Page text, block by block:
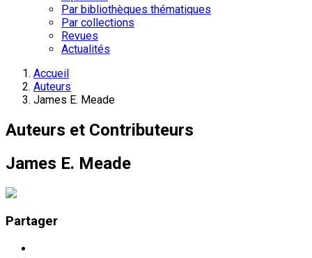
Par bibliothèques thématiques
Par collections
Revues
Actualités
Accueil
Auteurs
James E. Meade
Auteurs et Contributeurs
James E. Meade
Partager